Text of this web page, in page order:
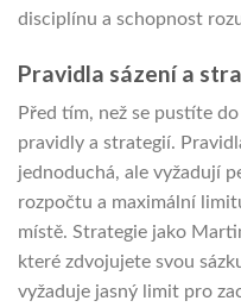
disciplínu a schopnost
Pravidla sázení a
Před tím, než se pustíte
pravidly a strategií.
jednoduchá, ale vyžadují
rozpočtu a maximální
místě. Strategie jako
které zdvojujete svou
vyžaduje jasný limit pro